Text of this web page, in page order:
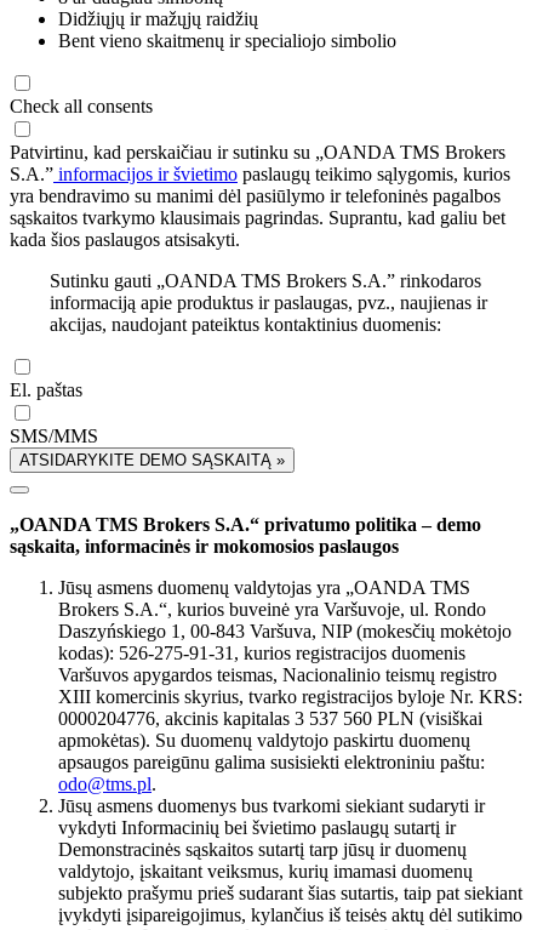
Didžiųjų ir mažųjų raidžių
Bent vieno skaitmenų ir specialiojo simbolio
Check all consents
Patvirtinu, kad perskaičiau ir sutinku su „OANDA TMS Brokers
S.A.” informacijos ir švietimo paslaugų teikimo sąlygomis, kurios
yra bendravimo su manimi dėl pasiūlymo ir telefoninės pagalbos
sąskaitos tvarkymo klausimais pagrindas. Suprantu, kad galiu bet
kada šios paslaugos atsisakyti.
Sutinku gauti „OANDA TMS Brokers S.A.” rinkodaros
informaciją apie produktus ir paslaugas, pvz., naujienas ir
akcijas, naudojant pateiktus kontaktinius duomenis:
El. paštas
SMS/MMS
ATSIDARYKITE DEMO SĄSKAITĄ »
„OANDA TMS Brokers S.A.“ privatumo politika – demo
sąskaita, informacinės ir mokomosios paslaugos
Jūsų asmens duomenų valdytojas yra „OANDA TMS
Brokers S.A.“, kurios buveinė yra Varšuvoje, ul. Rondo
Daszyńskiego 1, 00-843 Varšuva, NIP (mokesčių mokėtojo
kodas): 526-275-91-31, kurios registracijos duomenis
Varšuvos apygardos teismas, Nacionalinio teismų registro
XIII komercinis skyrius, tvarko registracijos byloje Nr. KRS:
0000204776, akcinis kapitalas 3 537 560 PLN (visiškai
apmokėtas). Su duomenų valdytojo paskirtu duomenų
apsaugos pareigūnu galima susisiekti elektroniniu paštu:
odo@tms.pl.
Jūsų asmens duomenys bus tvarkomi siekiant sudaryti ir
vykdyti Informacinių bei švietimo paslaugų sutartį ir
Demonstracinės sąskaitos sutartį tarp jūsų ir duomenų
valdytojo, įskaitant veiksmus, kurių imamasi duomenų
subjekto prašymu prieš sudarant šias sutartis, taip pat siekiant
įvykdyti įsipareigojimus, kylančius iš teisės aktų dėl sutikimo